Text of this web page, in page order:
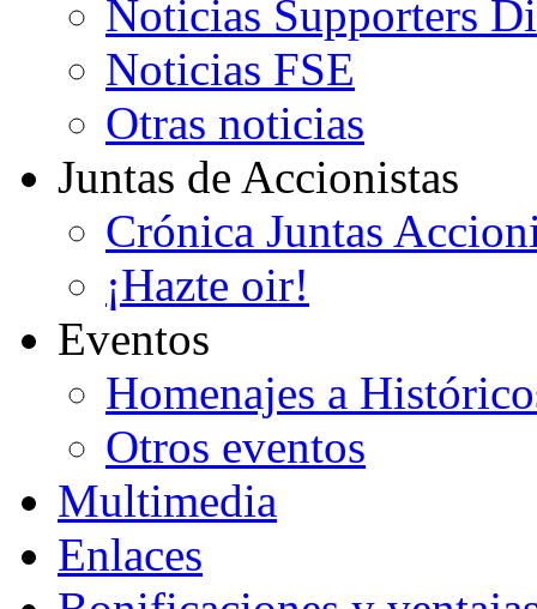
Noticias Supporters
Noticias FSE
Otras noticias
Juntas de Accionistas
Crónica Juntas
¡Hazte oir!
Eventos
Homenajes a
Otros eventos
Multimedia
Enlaces